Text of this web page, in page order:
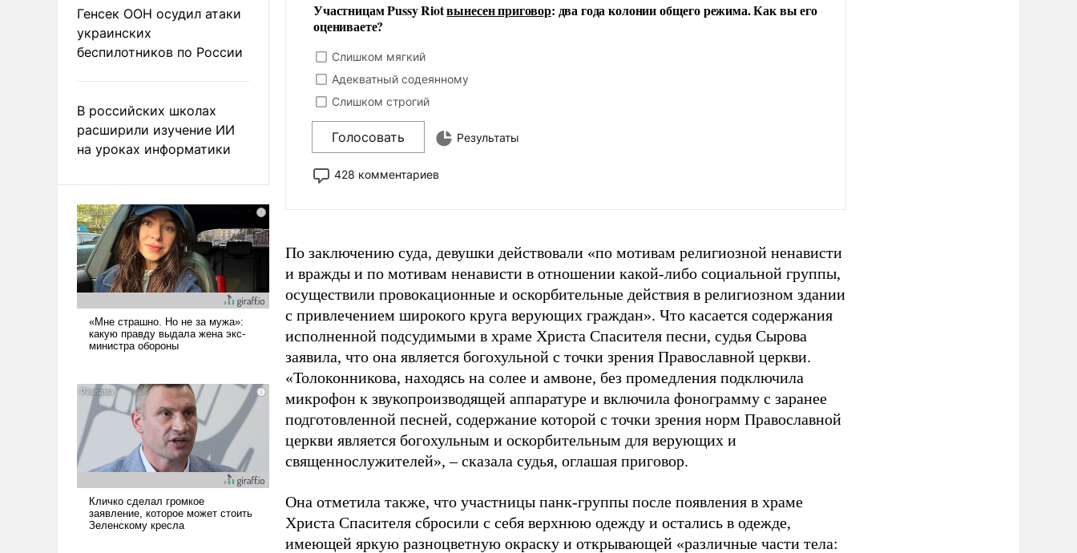
Генсек ООН осудил атаки
украинских
беспилотников по России
В российских школах
расширили изучение ИИ
на уроках информатики
Участницам Pussy Riotвынесен приговор: два года колонии общего режима. Как вы его
оцениваете?
Слишком мягкий
Адекватный содеянному
Слишком строгий
Голосовать Результаты
428 комментариев
По заключению суда, девушки действовали «по мотивам религиозной ненависти
и вражды и по мотивам ненависти в отношении какой-либо социальной группы,
осуществили провокационные и оскорбительные действия в религиозном здании
с привлечением широкого круга верующих граждан». Что касается содержания
исполненной подсудимыми в храме Христа Спасителя песни, судья Сырова
заявила, что она является богохульной с точки зрения Православной церкви.
«Толоконникова, находясь на солее и амвоне, без промедления подключила
микрофон к звукопроизводящей аппаратуре и включила фонограмму с заранее
подготовленной песней, содержание которой с точки зрения норм Православной
церкви является богохульным и оскорбительным для верующих и
священнослужителей», – сказала судья, оглашая приговор.
Она отметила также, что участницы панк-группы после появления в храме
Христа Спасителя сбросили с себя верхнюю одежду и остались в одежде,
имеющей яркую разноцветную окраску и открывающей «различные части тела: